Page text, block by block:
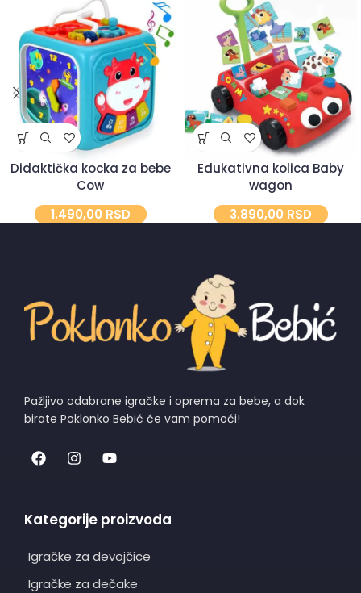
Didaktička kocka za bebe
Cow
1.490,00 RSD
Edukativna kolica Baby
wagon
3.890,00 RSD
Pažljivo odabrane igračke i oprema za bebe, a dok
birate Poklonko Bebić će vam pomoći!
Kategorije proizvoda
Igračke za devojčice
Igračke za dečake